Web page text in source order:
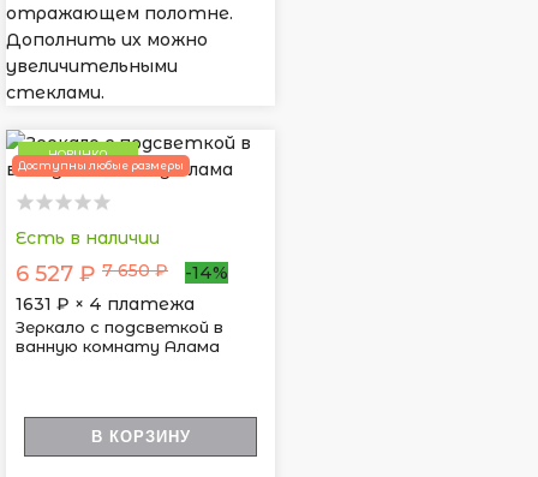
отражающем полотне.
Дополнить их можно
увеличительными
стеклами.
НОВИНКА
Доступны любые размеры
Есть в наличии
6 527 ₽ 7 650 ₽
-14%
1631 ₽ × 4 платежа
Зеркало с подсветкой в
ванную комнату Алама
В КОРЗИНУ